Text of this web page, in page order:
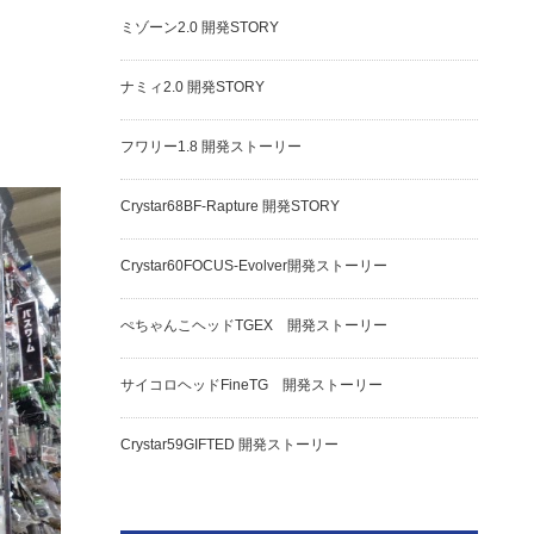
ミゾーン2.0 開発STORY
ナミィ2.0 開発STORY
フワリー1.8 開発ストーリー
Crystar68BF-Rapture 開発STORY
Crystar60FOCUS-Evolver開発ストーリー
ぺちゃんこヘッドTGEX 開発ストーリー
サイコロヘッドFineTG 開発ストーリー
Crystar59GIFTED 開発ストーリー